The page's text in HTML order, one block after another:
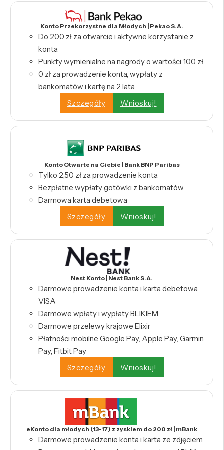
Konto Przekorzystne dla Młodych | Pekao S.A.
Do 200 zł za otwarcie i aktywne korzystanie z
konta
Punkty wymienialne na nagrody o wartości 100 zł
0 zł za prowadzenie konta, wypłaty z
bankomatów i kartę na 2 lata
Szczegóły
Wnioskuj!
Konto Otwarte na Ciebie | Bank BNP Paribas
Tylko 2,50 zł za prowadzenie konta
Bezpłatne wypłaty gotówki z bankomatów
Darmowa karta debetowa
Szczegóły
Wnioskuj!
Nest Konto | Nest Bank S.A.
Darmowe prowadzenie konta i karta debetowa
VISA
Darmowe wpłaty i wypłaty BLIKIEM
Darmowe przelewy krajowe Elixir
Płatności mobilne Google Pay, Apple Pay, Garmin
Pay, Fitbit Pay
Szczegóły
Wnioskuj!
eKonto dla młodych (13-17) z zyskiem do 200 zł | mBank
Darmowe prowadzenie konta i karta ze zdjęciem